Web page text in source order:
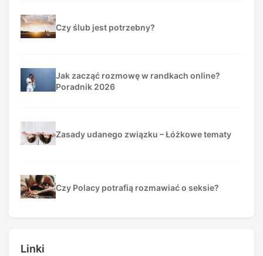
Czy ślub jest potrzebny?
Jak zacząć rozmowę w randkach online?
Poradnik 2026
Zasady udanego związku – Łóżkowe tematy
Czy Polacy potrafią rozmawiać o seksie?
Linki